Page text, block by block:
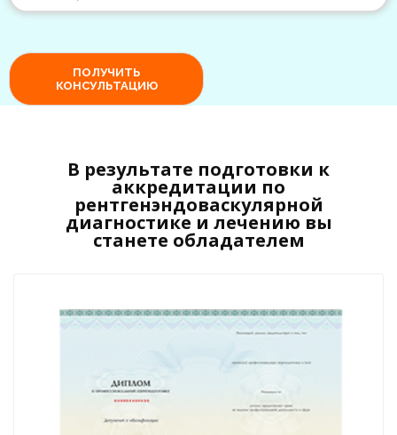
В результате подготовки к
аккредитации по
рентгенэндоваскулярной
диагностике и лечению вы
станете обладателем